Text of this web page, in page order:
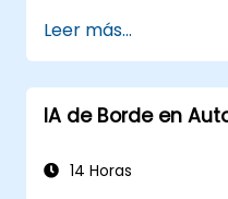
Implementar
dispositivos
diagnóstico.
Diseñar e
AI.
Leer más...
IA de Borde en
14 Horas